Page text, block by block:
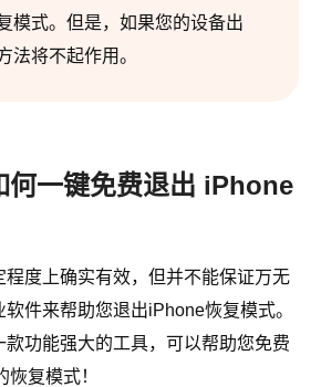
模式。但是，如果您的设备出
法将不起作用。
何一键免费退出 iPhone
程度上确实有效，但并不能保证万无
件来帮助您退出iPhone恢复模式。
功能强大的工具，可以帮助您免费
复模式！